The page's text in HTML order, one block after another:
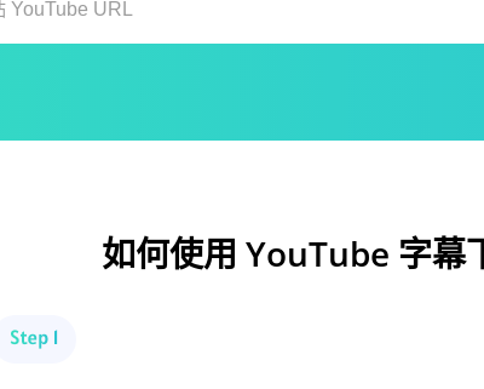
如何使用 YouTube 字幕